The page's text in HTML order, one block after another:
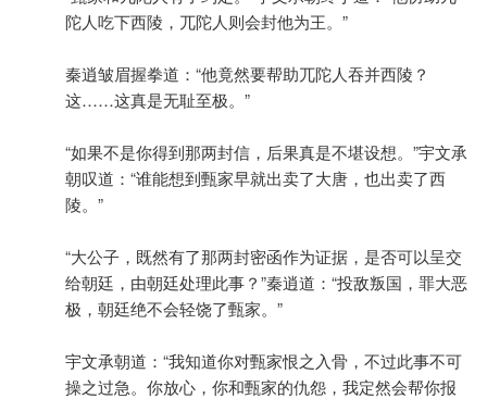
陀人吃下西陵，兀陀人则会封他为王。”
秦逍皱眉握拳道：“他竟然要帮助兀陀人吞并西陵？
这……这真是无耻至极。”
“如果不是你得到那两封信，后果真是不堪设想。”宇文承
朝叹道：“谁能想到甄家早就出卖了大唐，也出卖了西
陵。”
“大公子，既然有了那两封密函作为证据，是否可以呈交
给朝廷，由朝廷处理此事？”秦逍道：“投敌叛国，罪大恶
极，朝廷绝不会轻饶了甄家。”
宇文承朝道：“我知道你对甄家恨之入骨，不过此事不可
操之过急。你放心，你和甄家的仇怨，我定然会帮你报